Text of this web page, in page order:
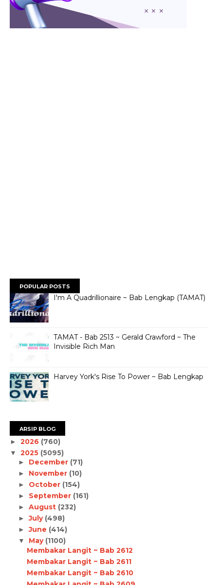
POPULAR POSTS
I'm A Quadrillionaire ~ Bab Lengkap (TAMAT)
TAMAT - Bab 2513 ~ Gerald Crawford ~ The
Invisible Rich Man
Harvey York's Rise To Power ~ Bab Lengkap
ARSIP BLOG
► 2026 (760)
▼ 2025 (5095)
► December (71)
► November (10)
► October (154)
► September (161)
► August (232)
►July (498)
►June (414)
▼ May (1100)
Membakar Langit ~ Bab 2612
Membakar Langit ~ Bab 2611
Membakar Langit ~ Bab 2610